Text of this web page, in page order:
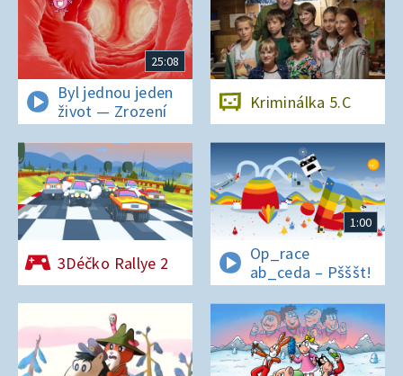
25:08
Byl jednou jeden
život — Zrození
Kriminálka 5.C
3Déčko Rallye 2
1:00
Op_race
ab_ceda – Pšššt!